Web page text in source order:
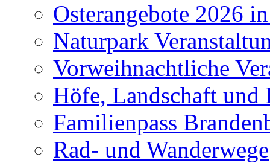
Osterangebote 2026
Naturpark
Vorweihnachtliche
Höfe, Landschaft und
Familienpass
Rad- und Wanderwege